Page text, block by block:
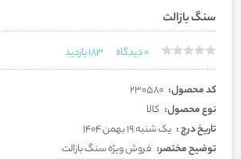
سنگ بازالت
0دیدگاه 183بازدید
کد محصول: 230580
نوع محصول: کالا
تاریخ درج : یک شنبه 19 بهمن 1404
توضیح مختصر: فروش ویژه سنگ بازالت